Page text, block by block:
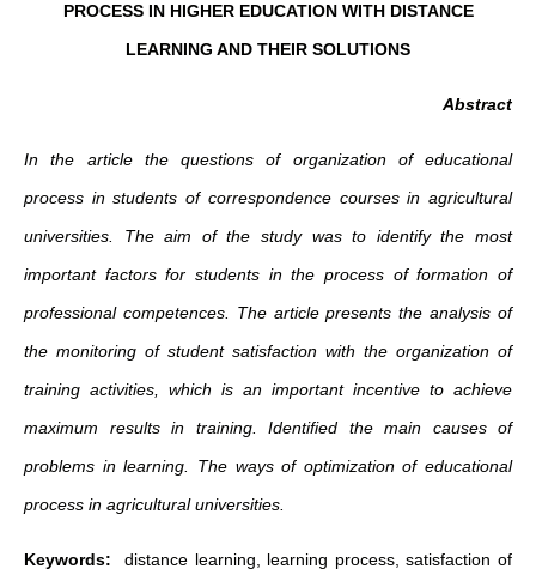
PROCESS IN HIGHER EDUCATION WITH DISTANCE
LEARNING AND THEIR SOLUTIONS
Abstract
In the article the questions of organization of educational
process in students of correspondence courses in agricultural
universities. The aim of the study was to identify the most
important factors for students in the process of formation of
professional competences. The article presents the analysis of
the monitoring of student satisfaction with the organization of
training activities, which is an important incentive to achieve
maximum results in training. Identified the main causes of
problems in learning. The ways of optimization of educational
process in agricultural universities.
Keywords: distance learning, learning process, satisfaction of